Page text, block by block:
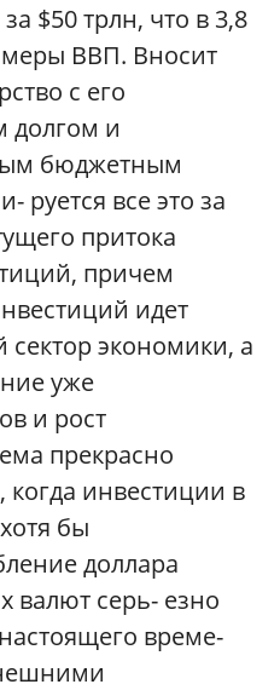
$50 трлн, что в 3,8
ВВП. Вносит
с его
долгом и
бюджетным
руется все это за
притока
причем
идет
сектор экономики, а
уже
и рост
прекрасно
когда инвестиции в
бы
доллара
валют серь- езно
време-